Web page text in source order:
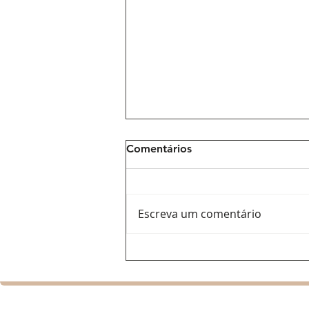
renovar o vallenato e
Comentários
Escreva um comentário